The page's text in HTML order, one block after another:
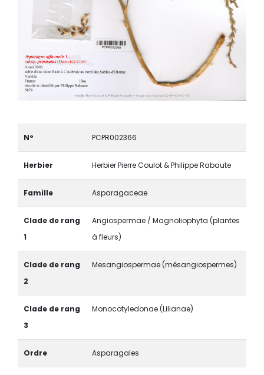
N° PCPR002366
Herbier Herbier Pierre Coulot & Philippe Rabaute
Famille Asparagaceae
Clade de rang
1
Angiospermae / Magnoliophyta (plantes
à fleurs)
Clade de rang
2
Mesangiospermae (mésangiospermes)
Clade de rang
3
Monocotyledonae (Lilianae)
Ordre Asparagales